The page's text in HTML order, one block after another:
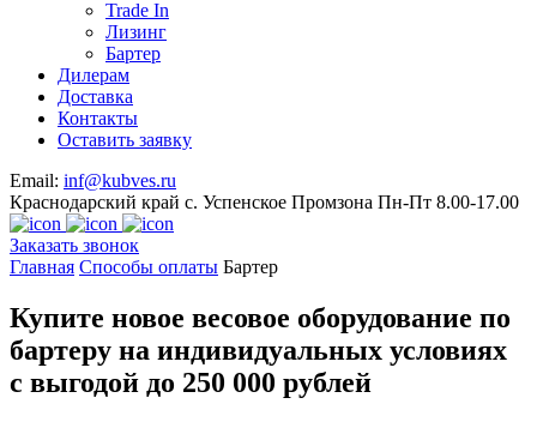
Trade In
Лизинг
Бартер
Дилерам
Доставка
Контакты
Оставить заявку
Email: inf@kubves.ru
Краснодарский край с. Успенское Промзона Пн-Пт 8.00-17.00
Заказать звонок
Главная Способы оплаты Бартер
Купите новое весовое оборудование по
бартеру на индивидуальных условиях
с выгодой до 250 000 рублей